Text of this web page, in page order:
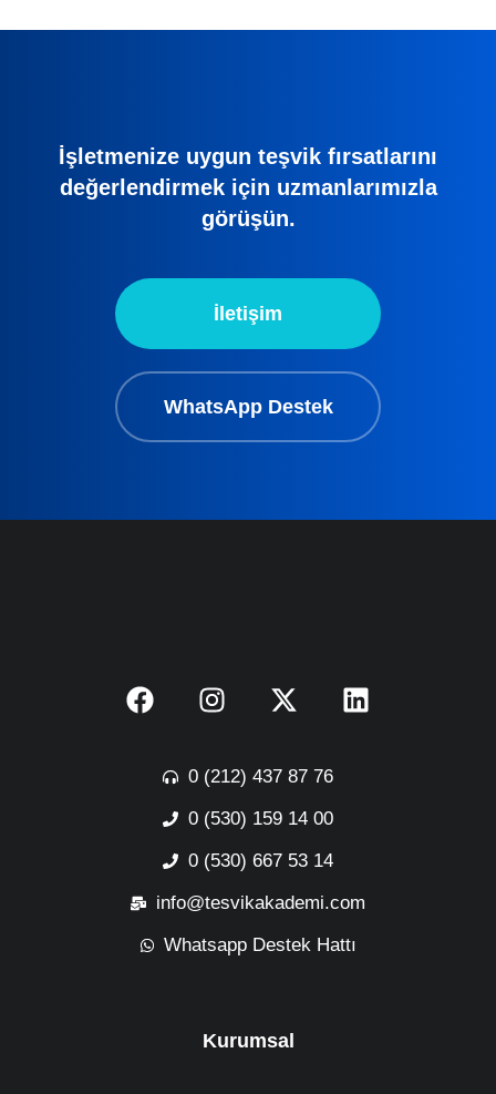
İşletmenize uygun teşvik fırsatlarını
değerlendirmek için uzmanlarımızla
görüşün.
İletişim
WhatsApp Destek
0 (212) 437 87 76
0 (530) 159 14 00
0 (530) 667 53 14
info@tesvikakademi.com
Whatsapp Destek Hattı
Kurumsal